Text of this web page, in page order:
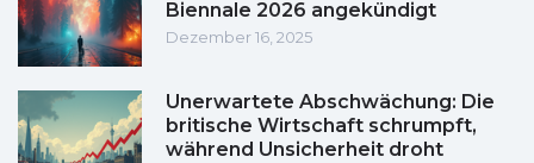
Biennale 2026 angekündigt
Dezember 16, 2025
Unerwartete Abschwächung: Die
britische Wirtschaft schrumpft,
während Unsicherheit droht